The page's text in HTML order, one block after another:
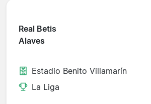
Real Betis
Alaves
Estadio Benito Villamarín
La Liga